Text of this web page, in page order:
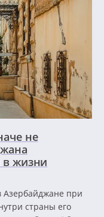
не
в жизни
Азербайджане при
страны его